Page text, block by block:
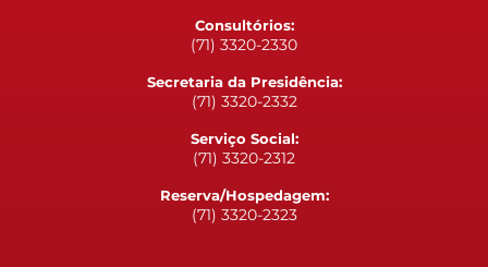
Consultórios:
(71) 3320-2330
Secretaria da Presidência:
(71) 3320-2332
Serviço Social:
(71) 3320-2312
Reserva/Hospedagem:
(71) 3320-2323